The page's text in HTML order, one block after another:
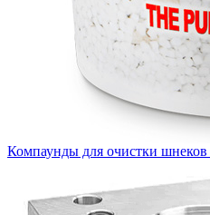
Компаунды для очистки